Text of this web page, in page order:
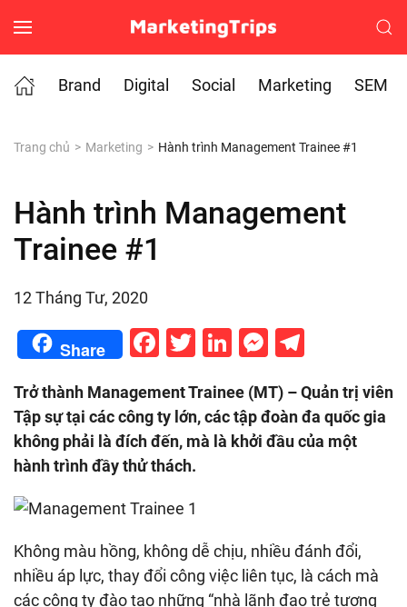
Skip to main content
Brand
Digital Social Marketing SEM
Trang chủ Marketing Hành trình Management Trainee #1
Hành trình Management
Trainee #1
12 Tháng Tư, 2020
Share Facebook
Twitter
LinkedIn
Trở thành Management Trainee (MT) – Quản trị viên
Tập sự tại các công ty lớn, các tập đoàn đa quốc gia
không phải là đích đến, mà là khởi đầu của một
hành trình đầy thử thách.
Không màu hồng, không dễ chịu, nhiều đánh đổi,
nhiều áp lực, thay đổi công việc liên tục, là cách mà
các công ty đào tạo những “nhà lãnh đạo trẻ tương